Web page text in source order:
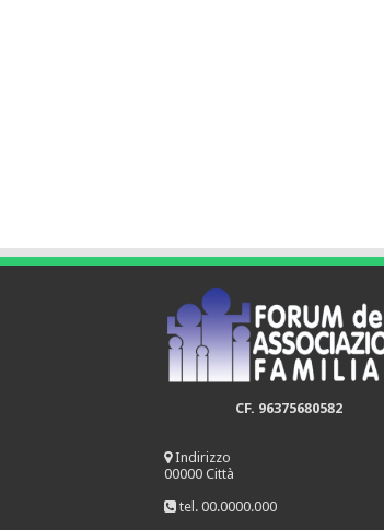
CF. 96375680582
Indirizzo
00000 Città
tel. 00.0000.000